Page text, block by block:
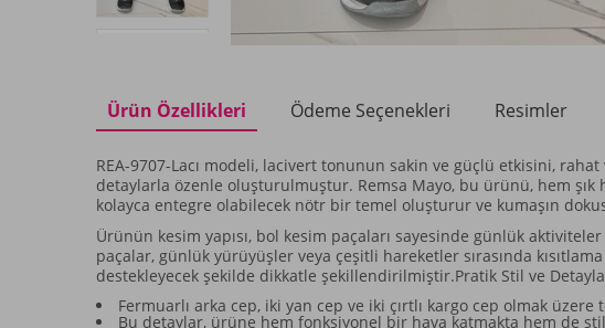
Ürün Özellikleri Ödeme Seçenekleri Resimler
REA-9707-Lacı modeli, lacivert tonunun sakin ve güçlü etkisini,
detaylarla özenle oluşturulmuştur. Remsa Mayo, bu ürünü, hem
kolayca entegre olabilecek nötr bir temel oluşturur ve kumaşın
Ürünün kesim yapısı, bol kesim paçaları sayesinde günlük
paçalar, günlük yürüyüşler veya çeşitli hareketler sırasında
destekleyecek şekilde dikkatle şekillendirilmiştir.Pratik Stil ve
Fermuarlı arka cep, iki yan cep ve iki çırtlı kargo cep olmak
Bu detaylar, ürüne hem fonksiyonel bir hava katmakta hem de